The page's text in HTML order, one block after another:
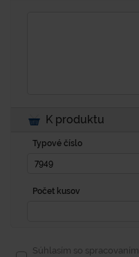
K produktu
Typové číslo
Počet kusov
Súhlasím so spracovaním